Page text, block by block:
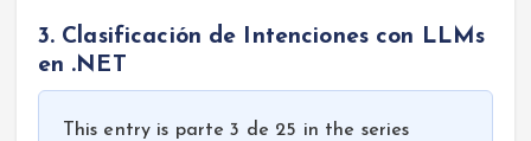
3. Clasificación de Intenciones con LLMs
en .NET
This entry is parte 3 de 25 in the series